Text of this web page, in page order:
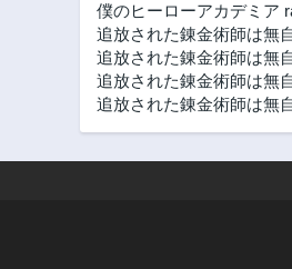
僕のヒーローアカデミア
追放された錬金術師は無
追放された錬金術師は無
追放された錬金術師は無
追放された錬金術師は無